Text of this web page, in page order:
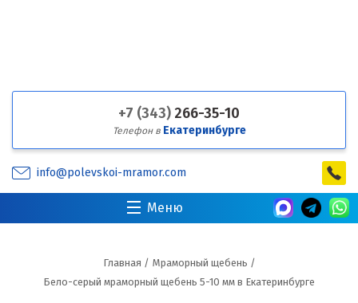
+7 (343) 266-35-10
Телефон в Екатеринбурге
info@polevskoi-mramor.com
Меню
Главная / Мраморный щебень /
Бело-серый мраморный щебень 5-10 мм в Екатеринбурге